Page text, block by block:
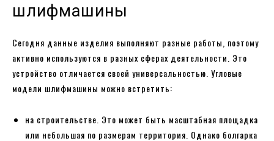
шлифмашины
Сегодня данные изделия выполняют разные работы, поэтому
активно используются в разных сферах деятельности. Это
устройство отличается своей универсальностью. Угловые
модели шлифмашины можно встретить:
на строительстве. Это может быть масштабная площадка
или небольшая по размерам территория. Однако болгарка